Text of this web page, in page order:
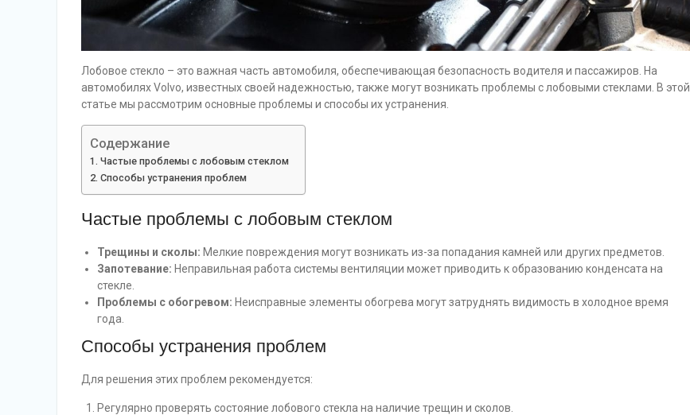
Лобовое стекло – это важная часть автомобиля, обеспечивающая безопасность водителя и пассажиров. На
автомобилях Volvo, известных своей надежностью, также могут возникать проблемы с лобовыми стеклами. В этой
статье мы рассмотрим основные проблемы и способы их устранения.
Содержание
Частые проблемы с лобовым стеклом
Способы устранения проблем
Частые проблемы с лобовым стеклом
Трещины и сколы: Мелкие повреждения могут возникать из-за попадания камней или других предметов.
Запотевание: Неправильная работа системы вентиляции может приводить к образованию конденсата на
стекле.
Проблемы с обогревом: Неисправные элементы обогрева могут затруднять видимость в холодное время
года.
Способы устранения проблем
Для решения этих проблем рекомендуется:
Регулярно проверять состояние лобового стекла на наличие трещин и сколов.